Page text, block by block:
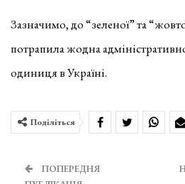
Зазначимо, до “зеленої” та
потрапила жодна
одиниця в Україні.
Поділіться
ПОПЕРЕДНЯ